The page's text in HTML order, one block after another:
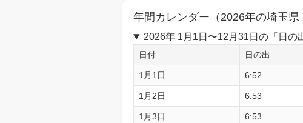
年間カレンダー（2026年の埼玉県
2026年 1月1日〜12月31日の「日の
日付 日の出
1月1日 6:52
1月2日 6:53
1月3日 6:53